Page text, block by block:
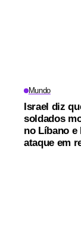
Mundo
Israel diz
soldados
no Líbano e
ataque em